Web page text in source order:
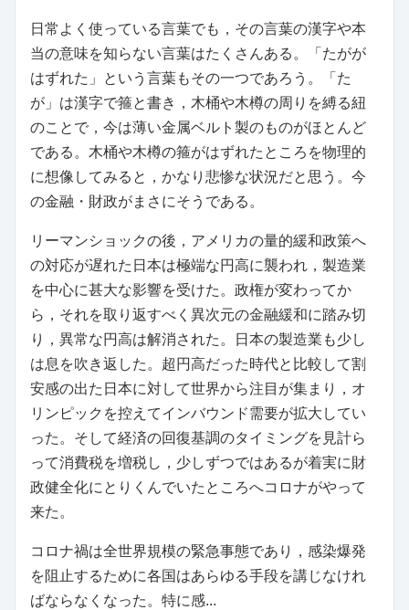
日常よく使っている言葉でも，その言葉の漢字や本
当の意味を知らない言葉はたくさんある。「たがが
はずれた」という言葉もその一つであろう。「た
が」は漢字で箍と書き，木桶や木樽の周りを縛る紐
のことで，今は薄い金属ベルト製のものがほとんど
である。木桶や木樽の箍がはずれたところを物理的
に想像してみると，かなり悲惨な状況だと思う。今
の金融・財政がまさにそうである。
リーマンショックの後，アメリカの量的緩和政策へ
の対応が遅れた日本は極端な円高に襲われ，製造業
を中心に甚大な影響を受けた。政権が変わってか
ら，それを取り返すべく異次元の金融緩和に踏み切
り，異常な円高は解消された。日本の製造業も少し
は息を吹き返した。超円高だった時代と比較して割
安感の出た日本に対して世界から注目が集まり，オ
リンピックを控えてインバウンド需要が拡大してい
った。そして経済の回復基調のタイミングを見計ら
って消費税を増税し，少しずつではあるが着実に財
政健全化にとりくんでいたところへコロナがやって
来た。
コロナ禍は全世界規模の緊急事態であり，感染爆発
を阻止するために各国はあらゆる手段を講じなけれ
ばならなくなった。特に感...